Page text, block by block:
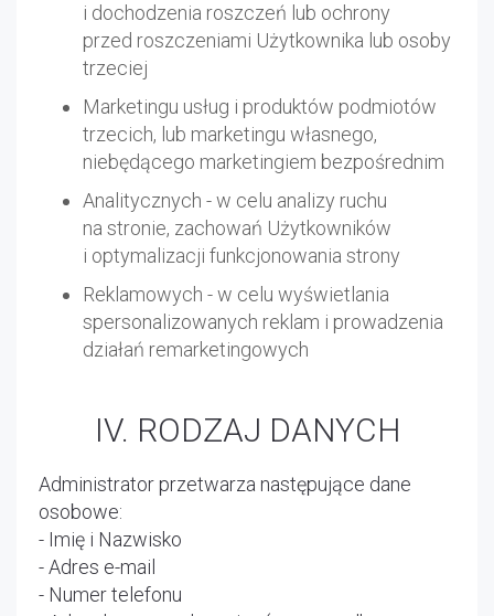
i dochodzenia roszczeń lub ochrony
przed roszczeniami Użytkownika lub osoby
trzeciej
Marketingu usług i produktów podmiotów
trzecich, lub marketingu własnego,
niebędącego marketingiem bezpośrednim
Analitycznych - w celu analizy ruchu
na stronie, zachowań Użytkowników
i optymalizacji funkcjonowania strony
Reklamowych - w celu wyświetlania
spersonalizowanych reklam i prowadzenia
działań remarketingowych
IV. RODZAJ DANYCH
Administrator przetwarza następujące dane
osobowe:
- Imię i Nazwisko
- Adres e-mail
- Numer telefonu